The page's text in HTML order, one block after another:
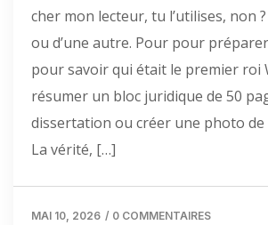
cher mon lecteur, tu l’utilises, non
ou d’une autre. Pour pour
pour savoir qui était le premier roi
résumer un bloc juridique de 50
dissertation ou créer une photo
La vérité, […]
MAI 10, 2026 / 0 COMMENTAIRES